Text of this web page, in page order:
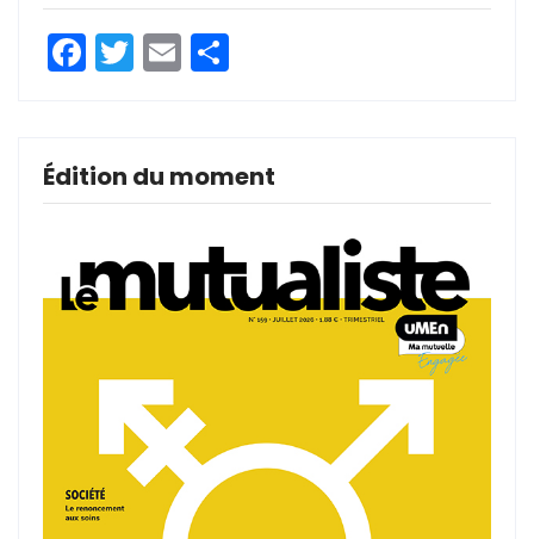
Facebook
Twitter
Email
Édition du moment